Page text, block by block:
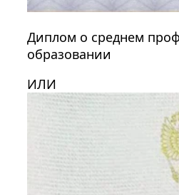
Диплом о среднем
образовании
ИЛИ